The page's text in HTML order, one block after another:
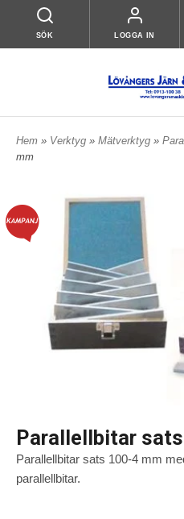
SÖK LOGGA IN
Hem » Verktyg » Mätverktyg »
mm
Parallellbitar
Parallellbitar sats 100-4 mm
parallellbitar.